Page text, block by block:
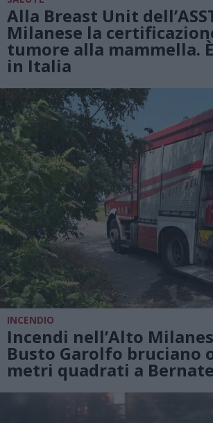
Alla Breast Unit
Milanese la
tumore alla mammella.
in Italia
INCENDIO
Incendi nell’Alto
Busto Garolfo bruciano
metri quadrati a Bernate